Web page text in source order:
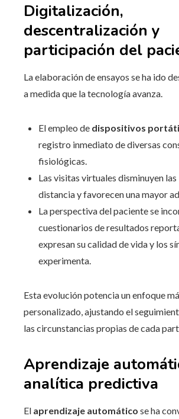
Digitalización,
descentralización y
participación del
La elaboración de ensayos se ha ido
a medida que la tecnología avanza.
El empleo de dispositivos
registro inmediato de diversas
fisiológicas.
Las visitas virtuales disminuyen
distancia y favorecen una mayor
La perspectiva del paciente se
cuestionarios de resultados
expresan su calidad de vida y los
experimenta.
Esta evolución potencia un enfoque
personalizado, ajustando el
las circunstancias propias de cada
Aprendizaje
analítica predictiva
El aprendizaje automático se ha